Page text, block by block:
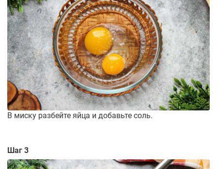
В миску разбейте яйца и добавьте соль.
Шаг 3